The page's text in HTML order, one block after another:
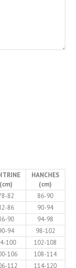
(cm)
HANCHES
(cm)
82
86-90
86
90-94
90
94-98
94
98-102
100
102-108
106
108-114
112 114-120